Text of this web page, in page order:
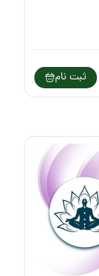
ثبت نام